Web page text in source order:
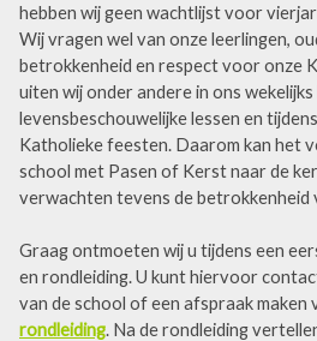
hebben wij geen wachtlijst voor
Wij vragen wel van onze leerlingen,
betrokkenheid en respect voor onze
uiten wij onder andere in ons
levensbeschouwelijke lessen en
Katholieke feesten. Daarom kan het
school met Pasen of Kerst naar de
verwachten tevens de betrokkenheid
Graag ontmoeten wij u tijdens een
en rondleiding. U kunt hiervoor
van de school of een afspraak maken
rondleiding. Na de rondleiding